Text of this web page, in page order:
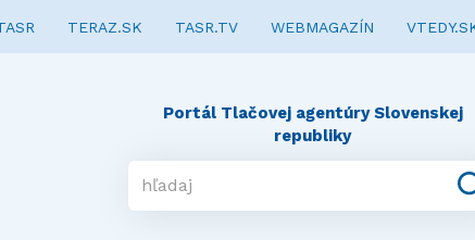
TERAZ.SK TASR.TV WEBMAGAZÍN
Portál Tlačovej agentúry Slovenskej
republiky